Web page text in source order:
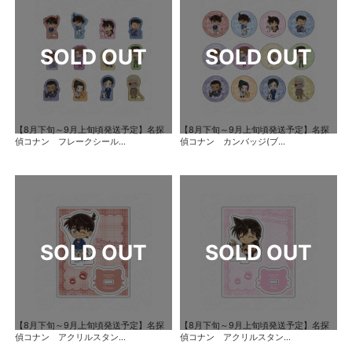
【8月下旬～9月上旬頃発送予定】名探
偵コナン フレークシール...
【8月下旬～9月上旬頃発送予定】名探
偵コナン カンバッジ(ブ...
【8月下旬～9月上旬頃発送予定】名探
偵コナン アクリルスタン...
【8月下旬～9月上旬頃発送予定】名探
偵コナン アクリルスタン...